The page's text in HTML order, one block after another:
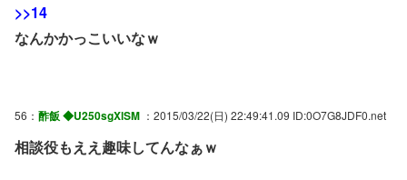
>>14
なんかかっこいいなｗ
56： 酢飯 ◆U250sgXlSM ：2015/03/22(日) 22:49:41.09 ID:0O7G8JDF0.net
相談役もええ趣味してんなぁｗ